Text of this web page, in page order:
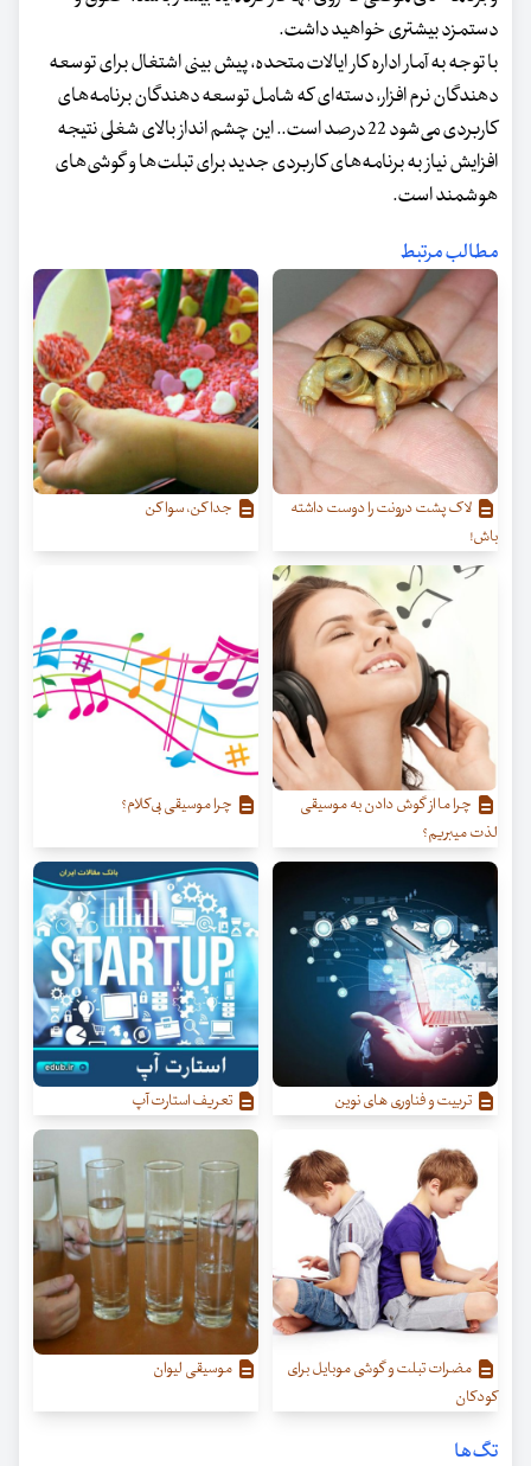
دستمزد بیشتری خواهید داشت.
با توجه به آمار اداره کار ایالات متحده، پیش بینی اشتغال برای توسعه
دهندگان نرم افزار، دسته‌ای که شامل توسعه دهندگان برنامه‌های
کاربردی می‌شود 22 درصد است.. این چشم انداز بالای شغلی نتیجه
افزایش نیاز به برنامه‌های کاربردی جدید برای تبلت‌ها و گوشی‌های
هوشمند است.
مطالب مرتبط
لاک پشت درونت را دوست داشته
باش!
جدا کن، سوا کن
چرا ما از گوش دادن به موسیقی
لذت میبریم؟
چرا موسیقی بی‌کلام؟
تربیت و فناوری های نوین تعریف استارت آپ
مضرات تبلت و گوشی موبایل برای
کودکان
موسیقی لیوان
تگ‌ها